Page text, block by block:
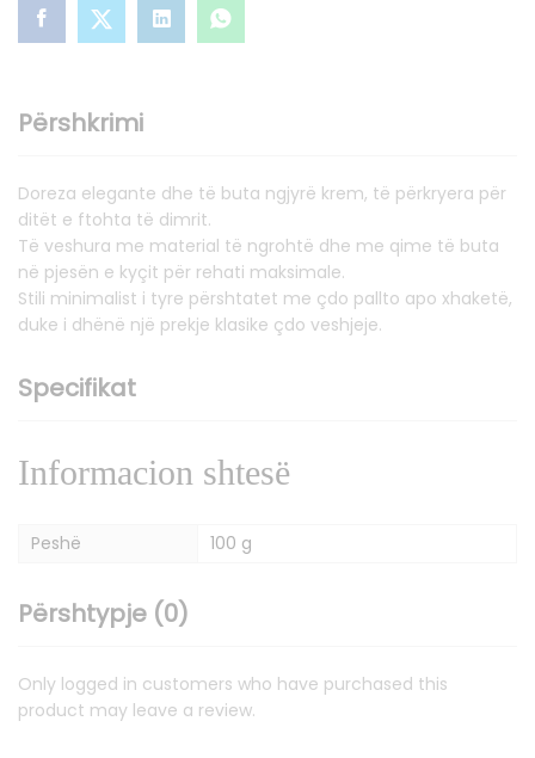
Përshkrimi
Doreza elegante dhe të buta ngjyrë krem, të përkryera për
ditët e ftohta të dimrit.
Të veshura me material të ngrohtë dhe me qime të buta
në pjesën e kyçit për rehati maksimale.
Stili minimalist i tyre përshtatet me çdo pallto apo xhaketë,
duke i dhënë një prekje klasike çdo veshjeje.
Specifikat
Informacion shtesë
Peshë 100 g
Përshtypje (0)
Only logged in customers who have purchased this
product may leave a review.